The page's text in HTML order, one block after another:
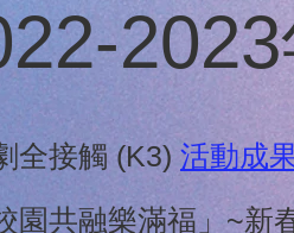
全接觸 (K3) 活動成
園共融樂滿福」~新